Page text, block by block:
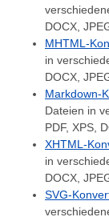
DOCX,
MHTML-
in
DOCX,
Markdown-
Dateien in
PDF, XPS,
XHTML-
in
DOCX,
SVG-